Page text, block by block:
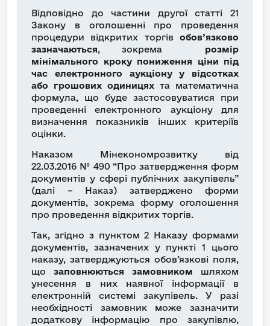
Відповідно до частини другої статті 21
Закону в оголошенні про проведення
процедури відкритих торгів обов’язково
зазначаються, зокрема розмір
мінімального кроку пониження ціни під
час електронного аукціону у відсотках
або грошових одиницях та математична
формула, що буде застосовуватися при
проведенні електронного аукціону для
визначення показників інших критеріїв
оцінки.
Наказом Мінекономрозвитку від
22.03.2016 № 490 “Про затвердження форм
документів у сфері публічних закупівель”
(далі – Наказ) затверджено форми
документів, зокрема форму оголошення
про проведення відкритих торгів.
Так, згідно з пунктом 2 Наказу формами
документів, зазначених у пункті 1 цього
наказу, затверджуються обов’язкові поля,
що заповнюються замовником шляхом
унесення в них наявної інформації в
електронній системі закупівель. У разі
необхідності замовник може зазначити
додаткову інформацію про закупівлю,